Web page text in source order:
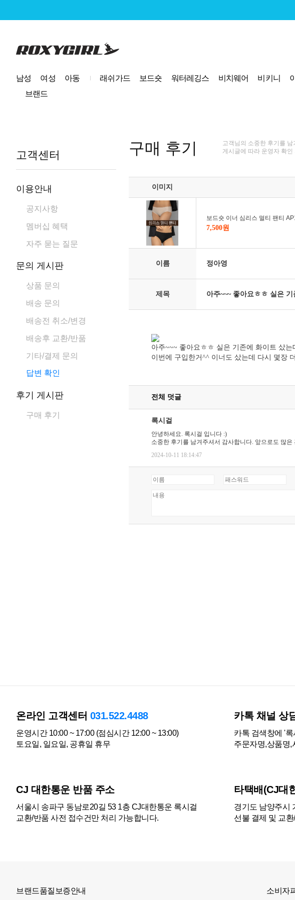
로고
남성 여성 아동 래쉬가드 보드숏 워터레깅스 비치웨어 비키니
브랜드
고객센터
이용안내
공지사항
멤버십 혜택
자주 묻는 질문
문의 게시판
상품 문의
배송 문의
배송전 취소/변경
배송후 교환/반품
기타/결제 문의
답변 확인
후기 게시판
구매 후기
구매 후기
고객님의 소중한 후기를 남
게시글에 따라 운영자 확
이미지
보드숏 이너 심리스 멀티 팬티
7,500원
이름 정아영
제목 아주~~~ 좋아요ㅎㅎ 실은
아주~~~ 좋아요ㅎㅎ 실은 기존에 화이트 샀
이번에 구입한거^^ 이너도 샀는데 다시 몇장
전체 덧글
록시걸
안녕하세요. 록시걸 입니다 :)
소중한 후기를 남겨주셔서 감사합니다. 앞으로도 많
2024-10-11 18:14:47
온라인 고객센터 031.522.4488
운영시간 10:00 ~ 17:00 (점심시간 12:00 ~ 13:00)
토요일, 일요일, 공휴일 휴무
카톡 채널 상
카톡 검색창에 '
주문자명,상품명,
CJ 대한통운 반품 주소
서울시 송파구 동남로20길 53 1층 CJ대한통운 록시걸
교환/반품 사전 접수건만 처리 가능합니다.
타택배(CJ대
경기도 남양주시
선불 결제 및 교
브랜드품질보증안내 소비자